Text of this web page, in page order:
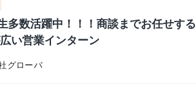
多数活躍中！！！商談までお任せする
い営業インターン
グローバ